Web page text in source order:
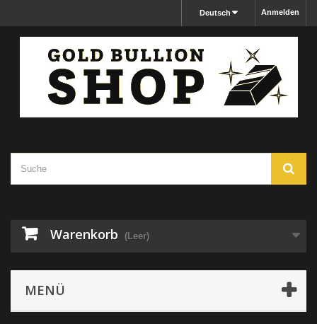
Anmelden
Deutsch
Warenkorb (Leer)
MENÜ